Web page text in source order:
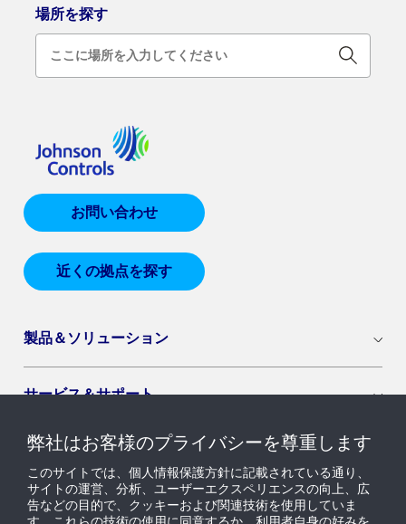
場所を探す
お問い合わせ
近くの拠点を探す
製品＆ソリューション
サービス＆サポート
導入セグメント
ニュース & インサイト
弊社はお客様のプライバシーを尊重します
このサイトでは、個人情報保護方針に記載されている通り、
サイトの運営、分析、ユーザーエクスペリエンスの向上、広
告などの目的で、クッキーおよび関連技術を使用していま